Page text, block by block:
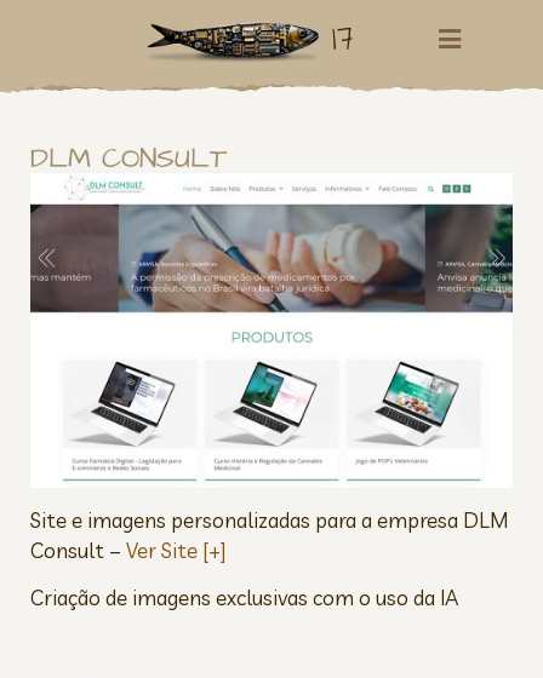
17
DLM CONSULT
Site e imagens personalizadas para a empresa DLM
Consult – Ver Site [+]
Criação de imagens exclusivas com o uso da IA